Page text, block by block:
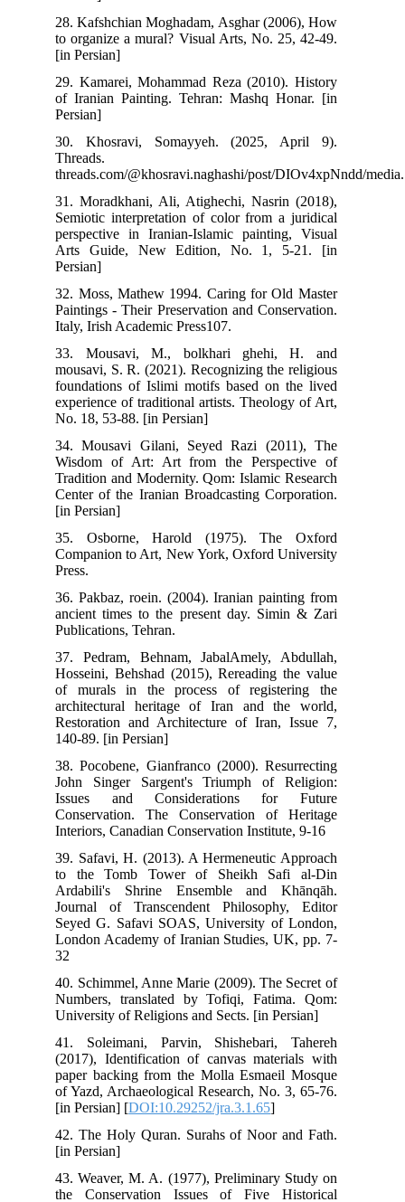
28. Kafshchian Moghadam, Asghar (2006), How
to organize a mural? Visual Arts, No. 25, 42-49.
[in Persian]
29. Kamarei, Mohammad Reza (2010). History
of Iranian Painting. Tehran: Mashq Honar. [in
30. Khosravi, Somayyeh. (2025, April 9).
threads.com/@khosravi.naghashi/post/
31. Moradkhani, Ali, Atighechi, Nasrin (2018),
Semiotic interpretation of color from a juridical
perspective in Iranian-Islamic painting, Visual
Arts Guide, New Edition, No. 1, 5-21. [in
32. Moss, Mathew 1994. Caring for Old Master
Paintings - Their Preservation and Conservation.
Italy, Irish Academic Press107.
33. Mousavi, M., bolkhari ghehi, H. and
mousavi, S. R. (2021). Recognizing the religious
foundations of Islimi motifs based on the lived
experience of traditional artists. Theology of Art,
No. 18, 53-88. [in Persian]
34. Mousavi Gilani, Seyed Razi (2011), The
Wisdom of Art: Art from the Perspective of
Tradition and Modernity. Qom: Islamic Research
Center of the Iranian Broadcasting Corporation.
[in Persian]
35. Osborne, Harold (1975). The Oxford
Companion to Art, New York, Oxford University
36. Pakbaz, roein. (2004). Iranian painting from
ancient times to the present day. Simin & Zari
Publications, Tehran.
37. Pedram, Behnam, JabalAmely, Abdullah,
Hosseini, Behshad (2015), Rereading the value
of murals in the process of registering the
architectural heritage of Iran and the world,
Restoration and Architecture of Iran, Issue 7,
140-89. [in Persian]
38. Pocobene, Gianfranco (2000). Resurrecting
John Singer Sargent's Triumph of Religion:
Issues and Considerations for Future
Conservation. The Conservation of Heritage
Interiors, Canadian Conservation Institute, 9-16
39. Safavi, H. (2013). A Hermeneutic Approach
to the Tomb Tower of Sheikh Safi al-Din
Ardabili's Shrine Ensemble and Khānqāh.
Journal of Transcendent Philosophy, Editor
Seyed G. Safavi SOAS, University of London,
London Academy of Iranian Studies, UK, pp. 7-
40. Schimmel, Anne Marie (2009). The Secret of
Numbers, translated by Tofiqi, Fatima. Qom:
University of Religions and Sects. [in Persian]
41. Soleimani, Parvin, Shishebari, Tahereh
(2017), Identification of canvas materials with
paper backing from the Molla Esmaeil Mosque
of Yazd, Archaeological Research, No. 3, 65-76.
[in Persian] [DOI:10.29252/jra.3.1.65
42. The Holy Quran. Surahs of Noor and Fath.
[in Persian]
43. Weaver, M. A. (1977), Preliminary Study on
the Conservation Issues of Five Historical